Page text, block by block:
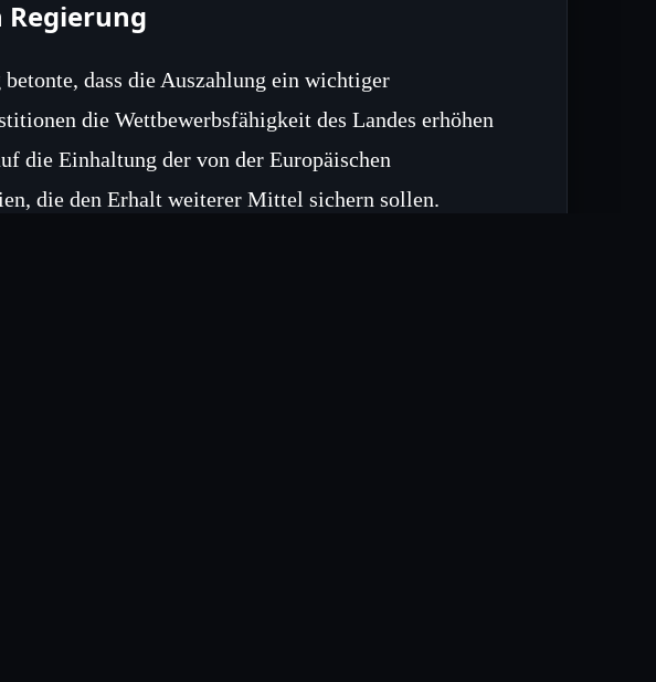
Regierung
dass die Auszahlung ein wichtiger
die Wettbewerbsfähigkeit des Landes erhöhen
die Einhaltung der von der Europäischen
die den Erhalt weiterer Mittel sichern sollen.